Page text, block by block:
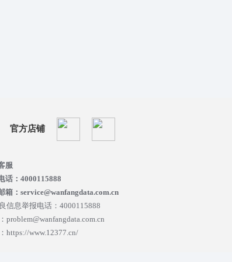
官方店铺
服
话：4000115888
箱：service@wanfangdata.com.cn
信息举报电话：4000115888
problem@wanfangdata.com.cn
https://www.12377.cn/